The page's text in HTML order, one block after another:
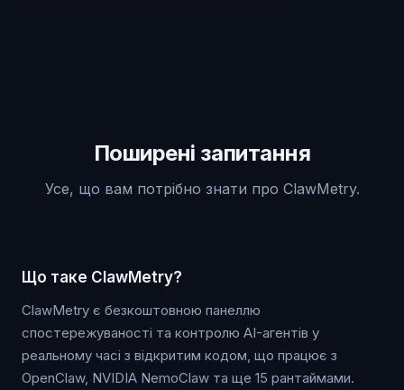
Поширені запитання
Усе, що вам потрібно знати про ClawMetry.
Що таке ClawMetry?
ClawMetry є безкоштовною панеллю
спостережуваності та контролю AI-агентів у
реальному часі з відкритим кодом, що працює з
OpenClaw, NVIDIA NemoClaw та ще 15 рантаймами.